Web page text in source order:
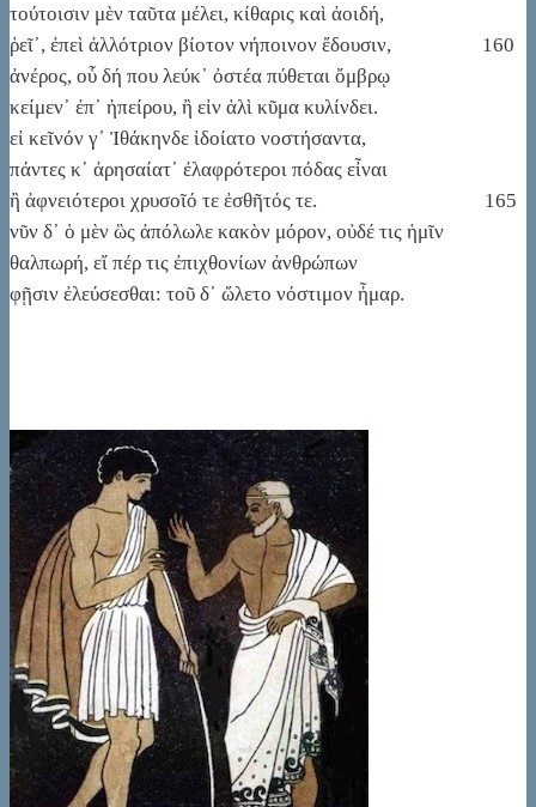
τούτοισιν μὲν ταῦτα μέλει, κίθαρις καὶ ἀοιδή,
ῥεῖ᾽, ἐπεὶ ἀλλότριον βίοτον νήποινον ἔδουσιν, 160
ἀνέρος, οὗ δή που λεύκ᾽ ὀστέα πύθεται ὄμβρῳ
κείμεν᾽ ἐπ᾽ ἠπείρου, ἢ εἰν ἁλὶ κῦμα κυλίνδει.
εἰ κεῖνόν γ᾽ Ἰθάκηνδε ἰδοίατο νοστήσαντα,
πάντες κ᾽ ἀρησαίατ᾽ ἐλαφρότεροι πόδας εἶναι
ἢ ἀφνειότεροι χρυσοῖό τε ἐσθῆτός τε. 165
νῦν δ᾽ ὁ μὲν ὣς ἀπόλωλε κακὸν μόρον, οὐδέ τις ἡμῖν
θαλπωρή, εἴ πέρ τις ἐπιχθονίων ἀνθρώπων
φῇσιν ἐλεύσεσθαι: τοῦ δ᾽ ὤλετο νόστιμον ἦμαρ.